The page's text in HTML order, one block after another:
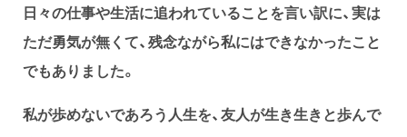
日々の仕事や生活に追われていることを言い訳に、実は
ただ勇気が無くて、残念ながら私にはできなかったこと
でもありました。
私が歩めないであろう人生を、友人が生き生きと歩んで